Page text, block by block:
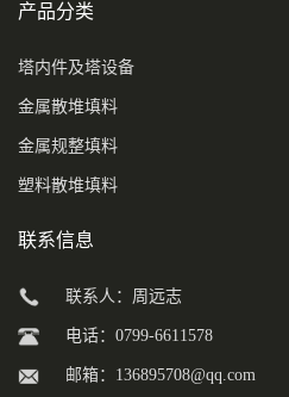
产品分类
塔内件及塔设备
金属散堆填料
金属规整填料
塑料散堆填料
联系信息
联系人：周远志
电话：0799-6611578
邮箱： 136895708@qq.com